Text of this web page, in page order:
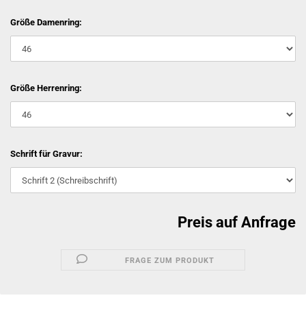
Größe Damenring:
Größe Herrenring:
Schrift für Gravur:
Preis auf Anfrage
FRAGE ZUM PRODUKT